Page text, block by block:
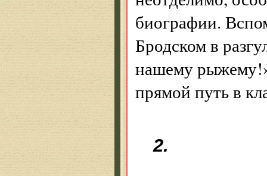
биографии.
Бродском в
нашему
прямой путь в
2.